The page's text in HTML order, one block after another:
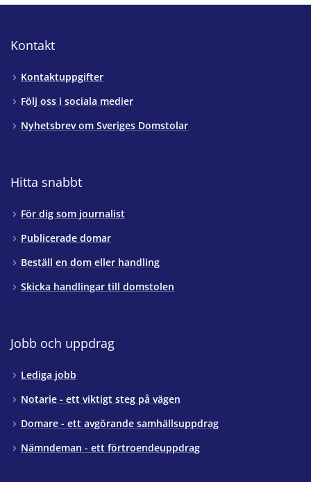
Kontakt
Kontaktuppgifter
Följ oss i sociala medier
Nyhetsbrev om Sveriges Domstolar
Hitta snabbt
För dig som journalist
Publicerade domar
Beställ en dom eller handling
Skicka handlingar till domstolen
Jobb och uppdrag
Lediga jobb
Notarie - ett viktigt steg på vägen
Domare - ett avgörande samhällsuppdrag
Nämndeman - ett förtroendeuppdrag